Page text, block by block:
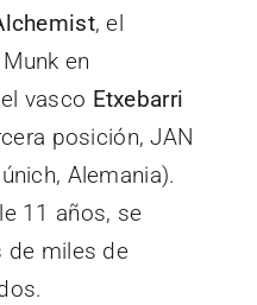
, el
en
vasco Etxebarri
posición, JAN
Alemania).
11 años, se
de miles de